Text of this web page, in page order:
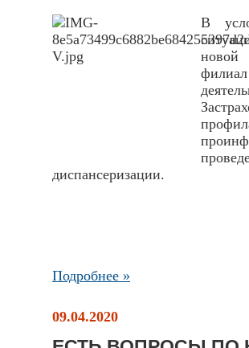
В
новой
диспансеризации.
Подробнее »
09.04.2020